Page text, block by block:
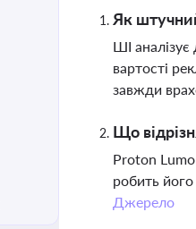
Як
ШІ
вартості
завжди
Що
Proton Lumo
робить його
Джерело